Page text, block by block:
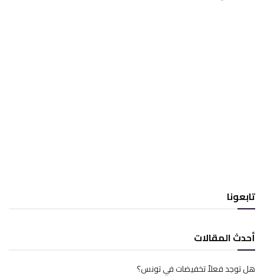
تابعونا
أحدث المقالات
هل توجد فعلاً تخفيضات في تونس؟